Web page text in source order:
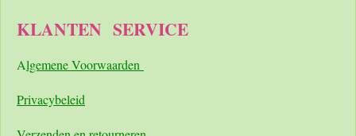
KLANTEN SERVICE
Algemene Voorwaarden
Privacybeleid